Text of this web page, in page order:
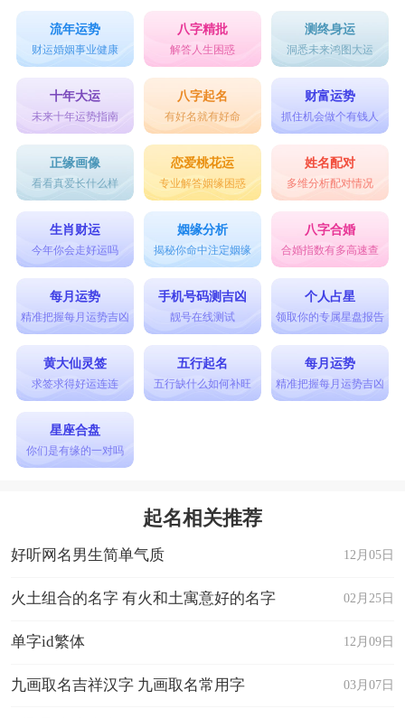
流年运势
财运婚姻事业健康
八字精批
解答人生困惑
测终身运
洞悉未来鸿图大运
十年大运
未来十年运势指南
八字起名
有好名就有好命
财富运势
抓住机会做个有钱人
正缘画像
看看真爱长什么样
恋爱桃花运
专业解答姻缘困惑
姓名配对
多维分析配对情况
生肖财运
今年你会走好运吗
姻缘分析
揭秘你命中注定姻缘
八字合婚
合婚指数有多高速查
每月运势
精准把握每月运势吉凶
手机号码测吉凶
靓号在线测试
个人占星
领取你的专属星盘报告
黄大仙灵签
求签求得好运连连
五行起名
五行缺什么如何补旺
每月运势
精准把握每月运势吉凶
星座合盘
你们是有缘的一对吗
起名相关推荐
12月05日
好听网名男生简单气质
02月25日
火土组合的名字 有火和土寓意好的名字
12月09日
单字id繁体
03月07日
九画取名吉祥汉字 九画取名常用字